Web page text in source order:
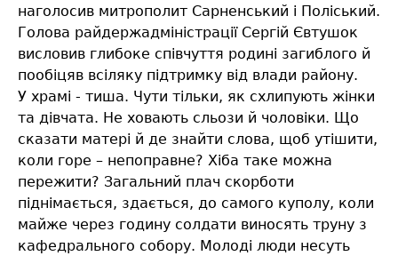
наголосив митрополит Сарненський і Поліський.
Голова райдержадміністрації Сергій Євтушок
висловив глибоке співчуття родині загиблого й
пообіцяв всіляку підтримку від влади району.
У храмі - тиша. Чути тільки, як схлипують жінки
та дівчата. Не ховають сльози й чоловіки. Що
сказати матері й де знайти слова, щоб утішити,
коли горе – непоправне? Хіба таке можна
пережити? Загальний плач скорботи
піднімається, здається, до самого куполу, коли
майже через годину солдати виносять труну з
кафедрального собору. Молоді люди несуть